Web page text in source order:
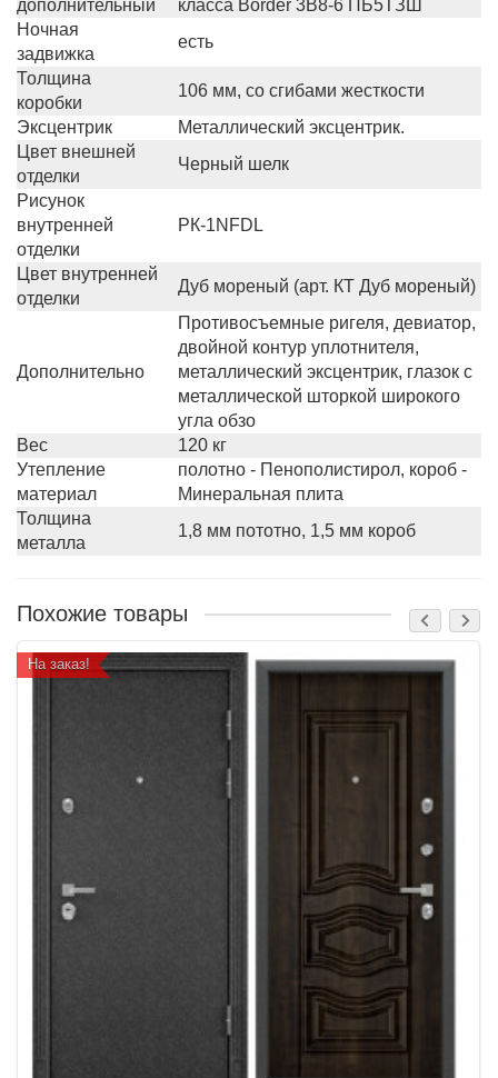
дополнительный
класса Border 3B8-6 ПБ5ТЗШ
Ночная
задвижка
есть
Толщина
коробки
106 мм, со сгибами жесткости
Эксцентрик
Металлический эксцентрик.
Цвет внешней
отделки
Черный шелк
Рисунок
внутренней
отделки
РК-1NFDL
Цвет внутренней
отделки
Дуб мореный (арт. КТ Дуб мореный)
Дополнительно
Противосъемные ригеля, девиатор,
двойной контур уплотнителя,
металлический эксцентрик, глазок с
металлической шторкой широкого
угла обзо
Вес
120 кг
Утепление
материал
полотно - Пенополистирол, короб -
Минеральная плита
Толщина
металла
1,8 мм пототно, 1,5 мм короб
Похожие товары
На заказ!